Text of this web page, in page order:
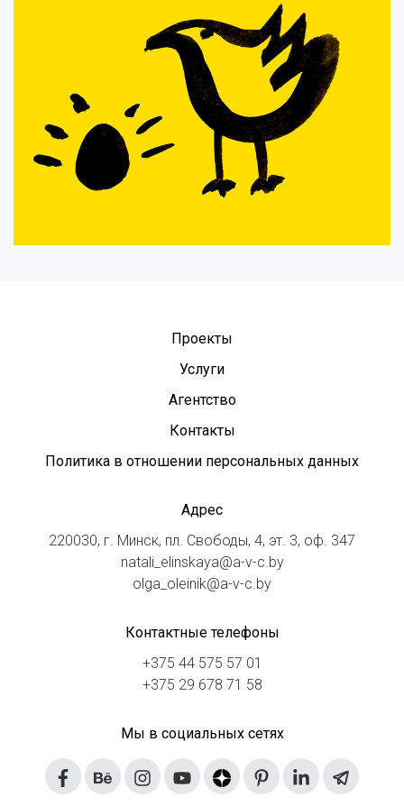
Проекты
Услуги
Агентство
Контакты
Политика в отношении персональных данных
Адрес
220030, г. Минск, пл. Свободы, 4, эт. 3, оф. 347
natali_elinskaya@a-v-c.by
olga_oleinik@a-v-c.by
Контактные телефоны
+375 44 575 57 01
+375 29 678 71 58
Мы в социальных сетях